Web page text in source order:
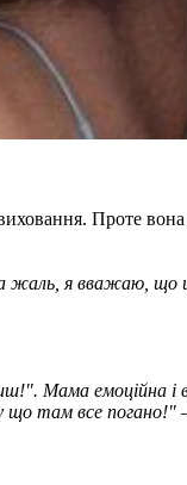
Проте
жаль, я вважаю, що
Мама емоційна і
там все погано!"